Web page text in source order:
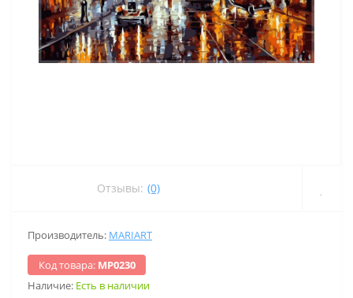
Отзывы: (0)
Производитель: MARIART
Код товара: МР0230
Наличие: Есть в наличии